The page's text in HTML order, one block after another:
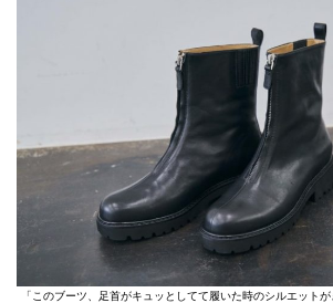
「このブーツ、足首がキュッとしてて履いた時のシルエット